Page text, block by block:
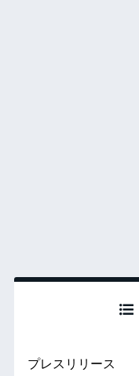
プレスリリース